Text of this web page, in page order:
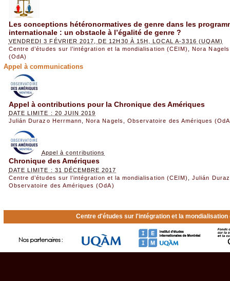
Les conceptions hétéronormatives de genre dans les
internationale : un obstacle à l’égalité de genre ?
VENDREDI 3 FÉVRIER 2017, DE 12H30 À 15H, LOCAL A-3316 (UQAM)
Centre d’études sur l’intégration et la mondialisation (CEIM)
Nora Nagels
(OdA)
Appel à communications
Appel à contributions pour la Chronique des Amériques
DATE LIMITE : 20 JUIN 2019
Julián Durazo Herrmann, Nora Nagels , Observatoire des Amériques
Appel à contributions
Chronique des Amériques
DATE LIMITE : 31 DÉCEMBRE 2017
Centre d’études sur l’intégration et la mondialisation (CEIM)
,Julián
Observatoire des Amériques (OdA)
Centre d'études sur l'intégration et la mondialisation